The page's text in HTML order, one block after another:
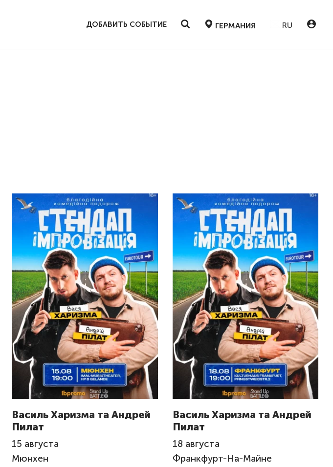
ДОБАВИТЬ СОБЫТИЕ ГЕРМАНИЯ RU
Василь Харизма та Андрeй
Пилат
15 августа
Мюнхен
Василь Харизма та Андрeй
Пилат
18 августа
Франкфурт-На-Майне